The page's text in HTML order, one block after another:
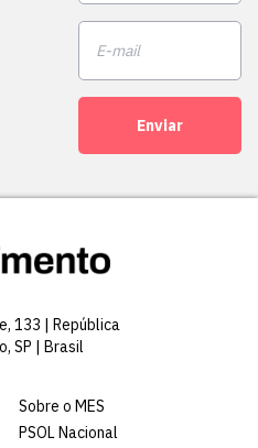
Enviar
133 | República
SP | Brasil
Sobre o MES
PSOL Nacional